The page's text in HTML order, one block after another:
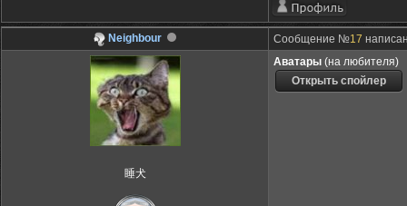
Neighbour Сообщение №17
睡犬
Аватары (на любителя)